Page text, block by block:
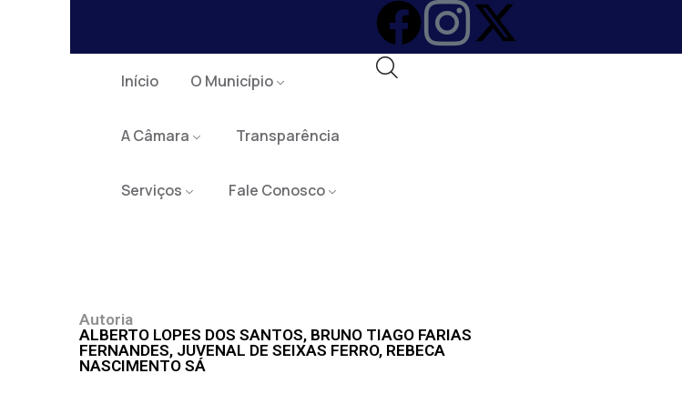
Início O Município
A Câmara Transparência
Serviços Fale Conosco
Autoria
ALBERTO LOPES DOS SANTOS, BRUNO TIAGO FARIAS
FERNANDES, JUVENAL DE SEIXAS FERRO, REBECA
NASCIMENTO SÁ